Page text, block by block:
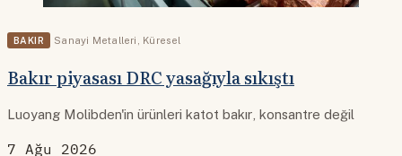
BAKIR Sanayi Metalleri Küresel
Bakır piyasası DRC yasağıyla sıkıştı
Luoyang Molibden'in ürünleri katot bakır, konsantre değil
7 Ağu 2026